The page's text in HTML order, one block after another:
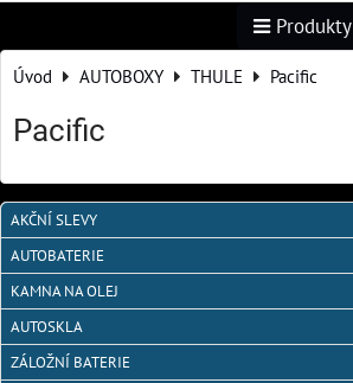
Produkty
Úvod AUTOBOXY THULE Pacific
Pacific
AKČNÍ SLEVY
AUTOBATERIE
KAMNA NA OLEJ
AUTOSKLA
ZÁLOŽNÍ BATERIE